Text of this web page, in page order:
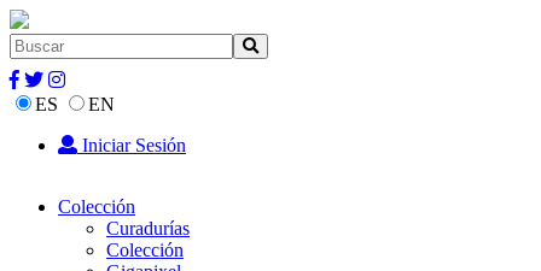
ES
EN
Iniciar Sesión
Colección
Curadurías
Colección